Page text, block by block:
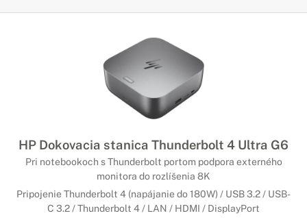
HP Dokovacia stanica Thunderbolt 4 Ultra G6
Pri notebookoch s Thunderbolt portom podpora externého
monitora do rozlíšenia 8K
Pripojenie Thunderbolt 4 (napájanie do 180W) / USB 3.2 / USB-
C 3.2 / Thunderbolt 4 / LAN / HDMI / DisplayPort